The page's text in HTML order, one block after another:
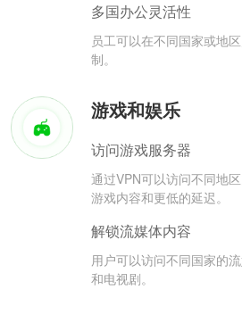
多国办公灵活性
员工可以在不同国家或地
制。
游戏和娱乐
访问游戏服务器
通过VPN可以访问不同地
游戏内容和更低的延迟。
解锁流媒体内容
用户可以访问不同国家的
和电视剧。